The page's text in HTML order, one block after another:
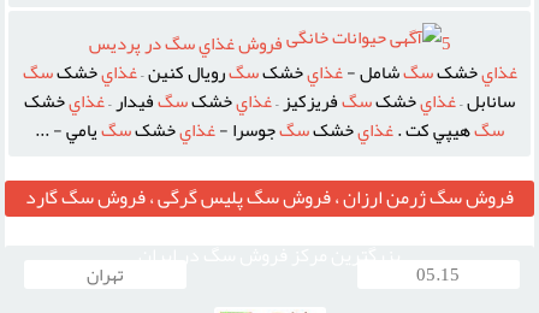
5
فروش غذاي سگ در پرديس
غذايخشکسگشامل -غذايخشکسگرويال کنين –غذايخشکسگ
سانابل –غذايخشکسگفريزکيز –غذايخشکسگفيدار –غذايخشک
سگهيپي کت .غذايخشکسگجوسرا -غذايخشکسگيامي - ...
فروش سگ ژرمن ارزان ، فروش سگ پلیس گرگی ، فروش سگ گارد
نگهبان ، مرکز قیمت خرید وفروش سگ ، فروش سگ خانگی تربیت شده ،
05.15 تهران